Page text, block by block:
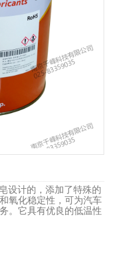
设计的，添加了特殊的
氧化稳定性，可为汽车
。它具有优良的低温性